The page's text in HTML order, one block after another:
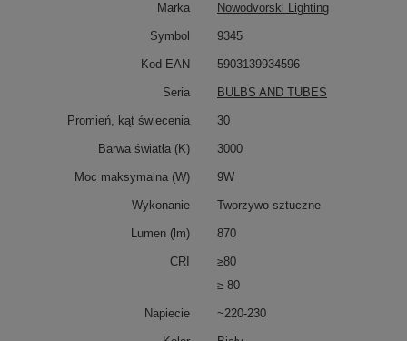
Marka Nowodvorski Lighting
Symbol 9345
Kod EAN 5903139934596
Seria BULBS AND TUBES
Promień, kąt świecenia 30
Barwa światła (K) 3000
Moc maksymalna (W) 9W
Wykonanie Tworzywo sztuczne
Lumen (lm) 870
CRI
≥80
≥ 80
Napiecie ~220-230